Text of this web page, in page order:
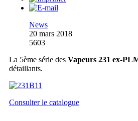
News
20 mars 2018
5603
La 5ème série des Vapeurs 231 ex-
détaillants.
Consulter le catalogue